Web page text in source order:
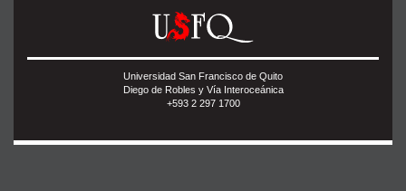
Universidad San Francisco de Quito
Diego de Robles y Vía Interoceánica
+593 2 297 1700